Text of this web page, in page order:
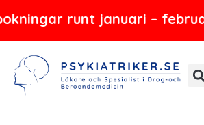
runt januari – februari 2027
Hoppa
innehåll